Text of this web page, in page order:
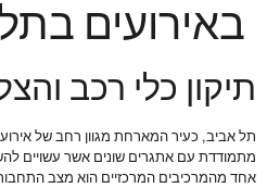
באירועים
תיקון כלי רכב
תל אביב, כעיר המארחת מגוון רחב של
מתמודדת עם אתגרים שונים אשר עשויים
אחד מהמרכיבים המרכזיים הוא מצב